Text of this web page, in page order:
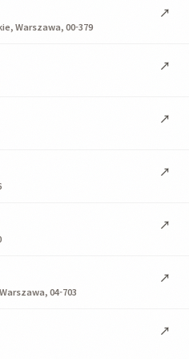
Warszawa, 00-379
↗
↗
↗
↗
↗
04-703
↗
↗